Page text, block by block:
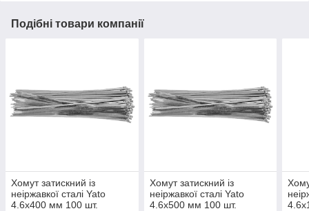
Подібні товари компанії
Хомут затискний із
неіржавкої сталі Yato
4.6х400 мм 100 шт.
Хомут затискний із
неіржавкої сталі Yato
4.6х500 мм 100 шт.